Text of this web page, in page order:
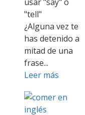
"tell"
¿Alguna vez te
has detenido a
mitad de una
frase...
Leer más